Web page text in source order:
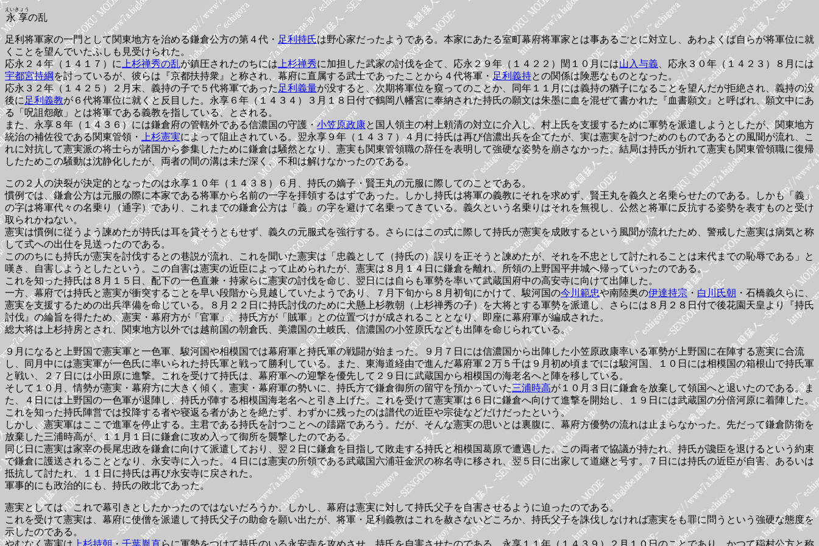
永享
えいきょう
の乱
足利将軍家の一門として関東地方を治める鎌倉公方の第４代・ 足利持氏は野心家だったようである。本家にあたる室町幕府将軍家とは事あるごとに対立し、あわよくば自らが将軍位に就
くことを望んでいたふしも見受けられた。
応永２４年（１４１７）に 上杉禅秀の乱が鎮圧されたのちには 上杉禅秀に加担した武家の討伐を企て、応永２９年（１４２２）閏１０月には山入与義 、応永３０年（１４２３）８月には
宇都宮持綱 を討っているが、彼らは『京都扶持衆』と称され、幕府に直属する武士であったことから４代将軍・足利義持との関係は険悪なものとなった。
応永３２年（１４２５）２月末、義持の子で５代将軍であった 足利義量が没すると、次期将軍位を窺ってのことか、同年１１月には義持の猶子になることを望んだが拒絶され、義持の没
後に 足利義教が６代将軍位に就くと反目した。永享６年（１４３４）３月１８日付で鶴岡八幡宮に奉納された持氏の願文は朱墨に血を混ぜて書かれた『血書願文』と呼ばれ、願文中にあ
る「呪詛怨敵」とは将軍である義教を指している、とされる。
また、永享８年（１４３６）には鎌倉府の管轄外である信濃国の守護・小笠原政康と国人領主の村上頼清の対立に介入し、村上氏を支援するために軍勢を派遣しようとしたが、関東地方
統治の補佐役である関東管領・
上杉憲実によって阻止されている。翌永享９年（１４３７）４月に持氏は再び信濃出兵を企てたが、実は憲実を討つためのものであるとの風聞が流れ、こ
れに対抗して憲実派の将士らが諸国から参集したために鎌倉は騒然となり、憲実も関東管領職の辞任を表明して強硬な姿勢を崩さなかった。結局は持氏が折れて憲実も関東管領職に復帰
したためこの騒動は沈静化したが、両者の間の溝は未だ深く、不和は解けなかったのである。
この２人の決裂が決定的となったのは永享１０年（１４３８）６月、持氏の嫡子・賢王丸の元服に際してのことである。
慣例では、鎌倉公方は元服の際に本家である将軍から名前の一字を拝領するはずであった。しかし持氏は将軍の義教にそれを求めず、賢王丸を義久と名乗らせたのである。しかも「義」
の字は将軍代々の名乗り（通字）であり、これまでの鎌倉公方は「義」の字を避けて名乗ってきている。義久という名乗りはそれを無視し、公然と将軍に反抗する姿勢を表すものと受け
取られかねない。
憲実は慣例に従うよう諫めたが持氏は耳を貸そうともせず、義久の元服式を強行する。さらにはこの式に際して持氏が憲実を成敗するという風聞が流れたため、警戒した憲実は病気と称
して式への出仕を見送ったのである。
こののちにも持氏が憲実を討伐するとの巷説が流れ、これを聞いた憲実は「忠義として（持氏の）誤りを正そうと諫めたが、それを不忠として討たれることは末代までの恥辱である」と
嘆き、自害しようとしたという。この自害は憲実の近臣によって止められたが、憲実は８月１４日に鎌倉を離れ、所領の上野国平井城へ帰っていったのである。
これを知った持氏は８月１５日、配下の一色直兼・持家らに憲実の討伐を命じ、翌日には自らも軍勢を率いて武蔵国府中の高安寺に向けて出陣した。
一方、幕府では持氏と憲実が衝突することを早い段階から見越していたようであり、７月下旬から８月初旬にかけて、駿河国の今川範忠や南陸奥の伊達持宗・ 白川氏朝 ・石橋義久らに、
憲実を支援するための出兵準備を命じている。８月２２日に持氏討伐のために犬懸上杉教朝（上杉禅秀の子）を大将とする軍勢を派遣し、さらには８月２８日付で後花園天皇より『持氏
討伐』の綸旨を得たため、憲実・幕府方が「官軍」、持氏方が「賊軍」との位置づけが成されることとなり、即座に幕府軍が編成された。
総大将は上杉持房とされ、関東地方以外では越前国の朝倉氏、美濃国の土岐氏、信濃国の小笠原氏なども出陣を命じられている。
９月になると上野国で憲実軍と一色軍、駿河国や相模国では幕府軍と持氏軍の戦闘が始まった。９月７日には信濃国から出陣した小笠原政康率いる軍勢が上野国に在陣する憲実に合流
し、同月中には憲実軍が一色氏に率いられた持氏軍と戦って勝利している。また、東海道経由で進んだ幕府軍２万５千は９月初め頃までには駿河国、１０日には相模国の箱根山で持氏軍
と戦い、２７日には小田原に進撃。これを受けて持氏は、幕府軍への迎撃を優先して２９日に武蔵国から相模国の海老名へと陣を移している。
そして１０月、情勢が憲実・幕府方に大きく傾く。憲実・幕府軍の勢いに、持氏方で鎌倉御所の留守を預かっていた三浦時高が１０月３日に鎌倉を放棄して領国へと退いたのである。ま
た、４日には上野国の一色軍が退陣し、持氏が陣する相模国海老名へと引き上げた。これを受けて憲実軍は６日に鎌倉へ向けて進撃を開始し、１９日には武蔵国の分倍河原に着陣した。
これを知った持氏陣営では投降する者や寝返る者があとを絶たず、わずかに残ったのは譜代の近臣や宗徒などだけだったという。
しかし、憲実軍はここで進軍を停止する。主君である持氏を討つことへの躊躇であろう。だが、そんな憲実の思いとは裏腹に、幕府方優勢の流れは止まらなかった。先だって鎌倉防衛を
放棄した三浦時高が、１１月１日に鎌倉に攻め入って御所を襲撃したのである。
同じ日に憲実は家宰の長尾忠政を鎌倉に向けて派遣しており、翌２日に鎌倉を目指して敗走する持氏と相模国葛原で遭遇した。この両者で協議が持たれ、持氏が讒臣を退けるという約束
で鎌倉に護送されることとなり、永安寺に入った。４日には憲実の所領である武蔵国六浦荘金沢の称名寺に移され、翌５日に出家して道継と号す。７日には持氏の近臣が自害、あるいは
抵抗して討たれ、１１日に持氏は再び永安寺に戻された。
軍事的にも政治的にも、持氏の敗北であった。
憲実としては、これで幕引きとしたかったのではないだろうか。しかし、幕府は憲実に対して持氏父子を自害させるように迫ったのである。
これを受けて憲実は、幕府に使僧を派遣して持氏父子の助命を願い出たが、将軍・足利義教はこれを赦さないどころか、持氏父子を誅伐しなければ憲実をも罪に問うという強硬な態度を
示したのである。
やむなく憲実は 上杉持朝・ 千葉胤直らに軍勢をつけて持氏のいる永安寺を攻めさせ、持氏を自害させたのである。永享１１年（１４３９）２月１０日のことであり、かつて稲村公方と称